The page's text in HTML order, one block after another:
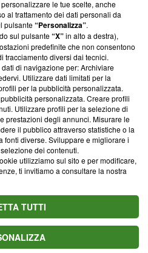
Via Carlo Frasca, 3 - 6900
le tue scelte, anche
al trattamento dei dati personali da
pulsante“Personalizza”.
sul pulsante“X”in alto a destra),
predefinite che non consentono
tracciamento diversi dai tecnici.
di navigazione per: Archiviare
Utilizzare dati limitati per la
per la pubblicità personalizzata.
personalizzata. Creare profili
Utilizzare profili per la selezione di
prestazioni degli annunci. Misurare le
il pubblico attraverso statistiche o la
diverse. Sviluppare e migliorare i
dei contenuti.
utilizziamo sul sito e per modificare,
ti invitiamo a consultare la nostra
TUTTI